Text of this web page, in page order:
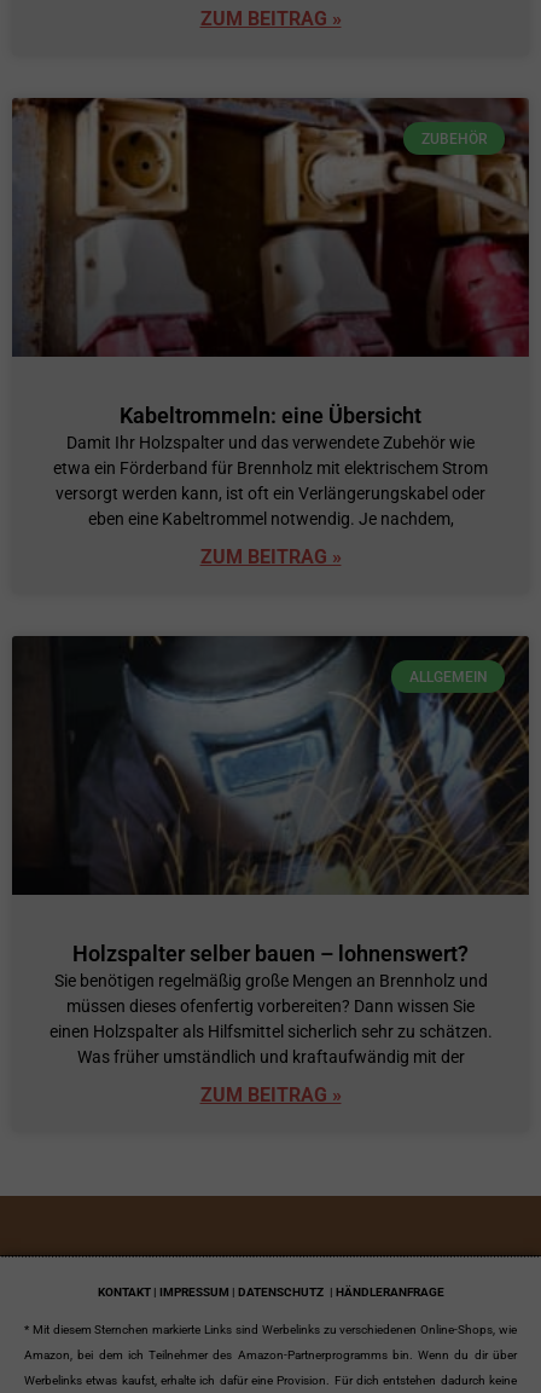
ZUM BEITRAG »
ZUBEHÖR
Kabeltrommeln: eine Übersicht
Damit Ihr Holzspalter und das verwendete Zubehör wie
etwa ein Förderband für Brennholz mit elektrischem Strom
versorgt werden kann, ist oft ein Verlängerungskabel oder
eben eine Kabeltrommel notwendig. Je nachdem,
ZUM BEITRAG »
ALLGEMEIN
Holzspalter selber bauen – lohnenswert?
Sie benötigen regelmäßig große Mengen an Brennholz und
müssen dieses ofenfertig vorbereiten? Dann wissen Sie
einen Holzspalter als Hilfsmittel sicherlich sehr zu schätzen.
Was früher umständlich und kraftaufwändig mit der
ZUM BEITRAG »
KONTAKT | IMPRESSUM | DATENSCHUTZ | HÄNDLERANFRAGE
* Mit diesem Sternchen markierte Links sind Werbelinks zu verschiedenen Online-Shops, wie
Amazon, bei dem ich Teilnehmer des Amazon-Partnerprogramms bin. Wenn du dir über
Werbelinks etwas kaufst, erhalte ich dafür eine Provision. Für dich entstehen dadurch keine